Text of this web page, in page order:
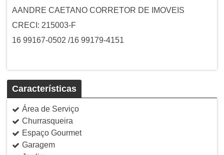
AANDRE CAETANO CORRETOR DE IMOVEIS
CRECI: 215003-F
16 99167-0502 /16 99179-4151
Características
Área de Serviço
Churrasqueira
Espaço Gourmet
Garagem